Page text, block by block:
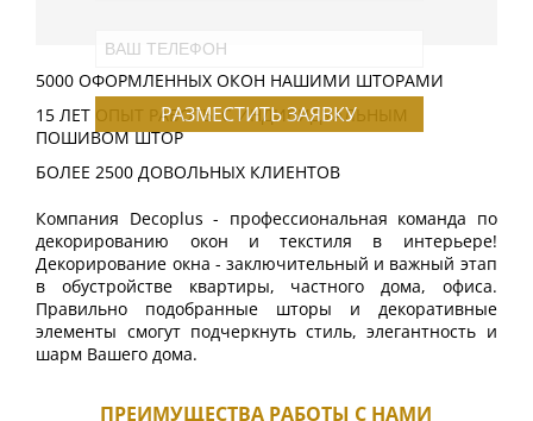
РАЗМЕСТИТЬ ЗАЯВКУ
5000 ОФОРМЛЕННЫХ ОКОН НАШИМИ ШТОРАМИ
15 ЛЕТ ОПЫТ РАБОТЫ С ИНДИВИДУАЛЬНЫМ
ПОШИВОМ ШТОР
БОЛЕЕ 2500 ДОВОЛЬНЫХ КЛИЕНТОВ
Компания Decoplus - профессиональная команда по
декорированию окон и текстиля в интерьере!
Декорирование окна - заключительный и важный этап
в обустройстве квартиры, частного дома, офиса.
Правильно подобранные шторы и декоративные
элементы смогут подчеркнуть стиль, элегантность и
шарм Вашего дома.
ПРЕИМУЩЕСТВА РАБОТЫ С НАМИ